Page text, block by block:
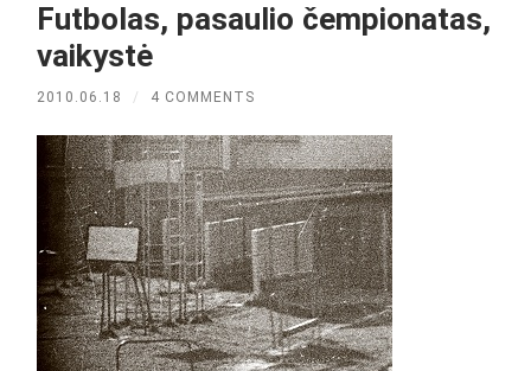
Futbolas, pasaulio čempionatas,
vaikystė
2010.06.18 / 4 COMMENTS